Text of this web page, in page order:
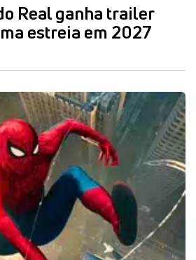
Real ganha trailer
estreia em 2027